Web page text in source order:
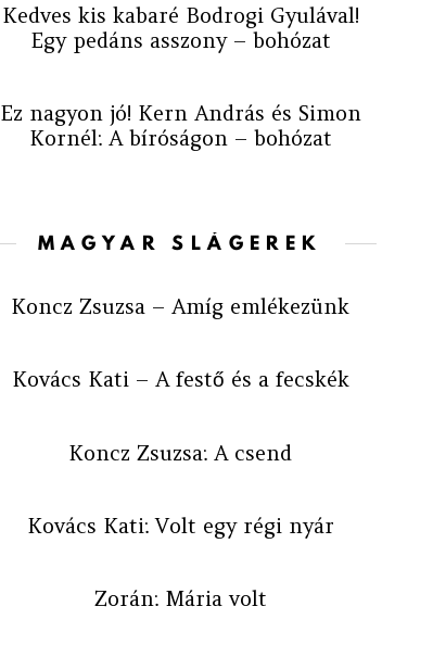
Kedves kis kabaré Bodrogi Gyulával!
Egy pedáns asszony – bohózat
Ez nagyon jó! Kern András és Simon
Kornél: A bíróságon – bohózat
MAGYAR SLÁGEREK
Koncz Zsuzsa – Amíg emlékezünk
Kovács Kati – A festő és a fecskék
Koncz Zsuzsa: A csend
Kovács Kati: Volt egy régi nyár
Zorán: Mária volt